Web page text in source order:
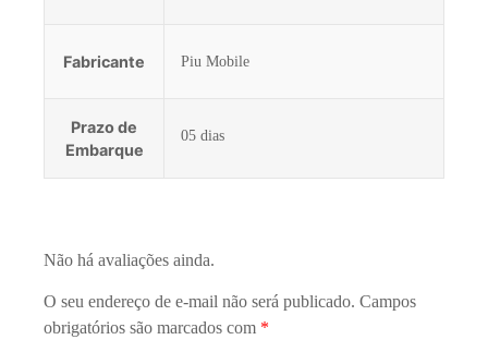
Fabricante Piu Mobile
Prazo de
Embarque
05 dias
Não há avaliações ainda.
O seu endereço de e-mail não será publicado. Campos
obrigatórios são marcados com *